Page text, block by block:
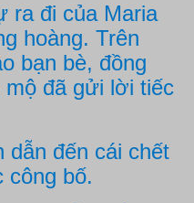
ra đi của Maria
hoàng. Trên
bạn bè, đồng
đã gửi lời tiếc
dẫn đến cái chết
công bố.